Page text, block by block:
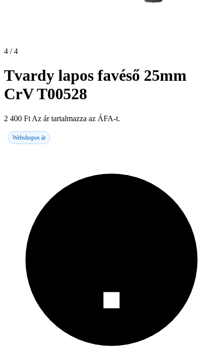
4 / 4
Tvardy lapos favéső 25mm
CrV T00528
2 400 Ft Az ár tartalmazza az ÁFA-t.
Webshopos ár